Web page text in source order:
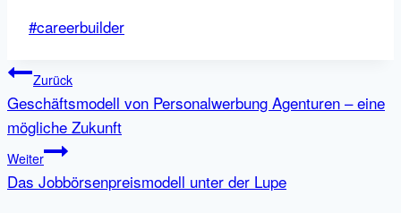
Schlagworte:
#careerbuilder
Beitragsnavigation
Zurück
Geschäftsmodell von Personalwerbung Agenturen – eine
mögliche Zukunft
Weiter
Das Jobbörsenpreismodell unter der Lupe